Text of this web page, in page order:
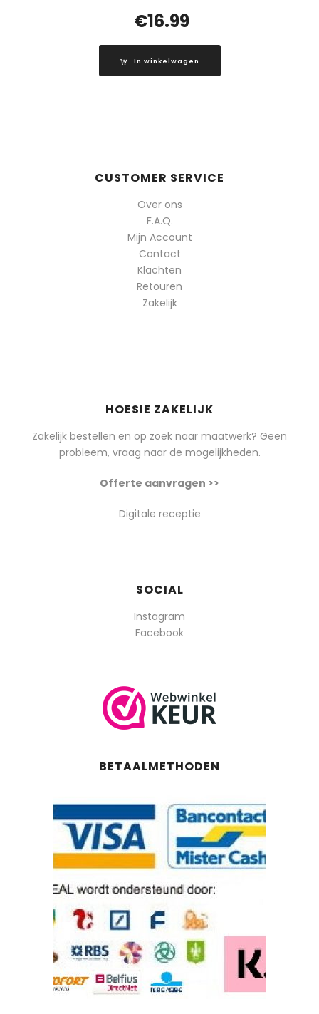
€16.99
In winkelwagen
CUSTOMER SERVICE
Over ons
F.A.Q.
Mijn Account
Contact
Klachten
Retouren
Zakelijk
HOESIE ZAKELIJK
Zakelijk bestellen en op zoek naar maatwerk? Geen
probleem, vraag naar de mogelijkheden.
Offerte aanvragen >>
Digitale receptie
SOCIAL
Instagram
Facebook
BETAALMETHODEN